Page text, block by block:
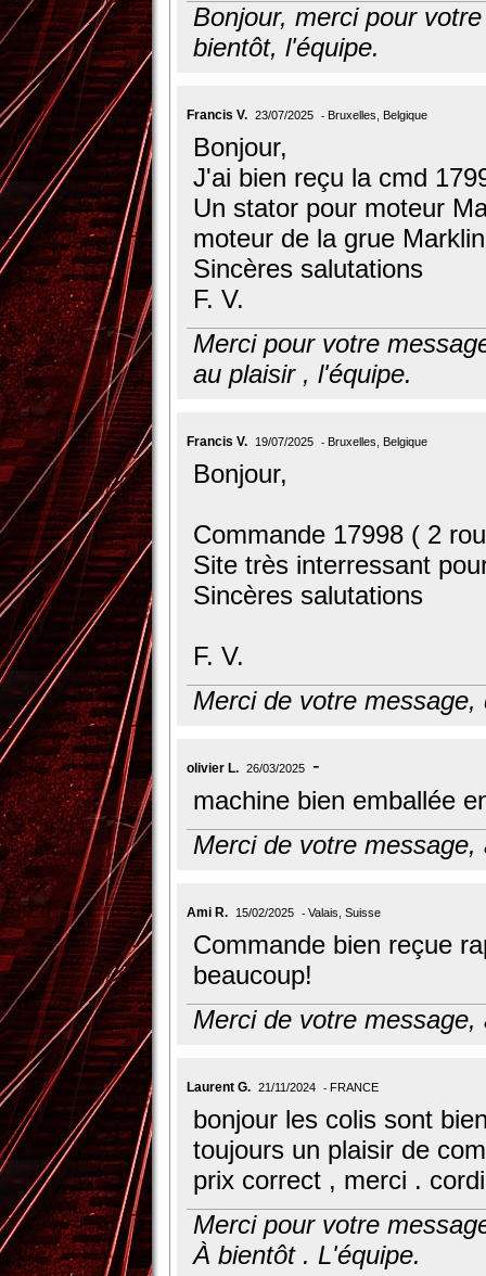
Bonjour, merci pour
bientôt, l'équipe.
Francis V. 23/07/2025 Bruxelles, Belgique
Bonjour,
J'ai bien reçu la cmd
Un stator pour moteur
moteur de la grue
Sincères salutations
F. V.
Merci pour votre
au plaisir , l'équipe.
Francis V. 19/07/2025 Bruxelles, Belgique
Bonjour,
Commande 17998 ( 2
Site très interressant
Sincères salutations
F. V.
Merci de votre
olivier L. 26/03/2025
machine bien emballée
Merci de votre
Ami R. 15/02/2025 Valais, Suisse
Commande bien reçue
beaucoup!
Merci de votre message,
Laurent G. 21/11/2024 FRANCE
bonjour les colis sont
toujours un plaisir de
prix correct , merci .
Merci pour votre
À bientôt . L'équipe.